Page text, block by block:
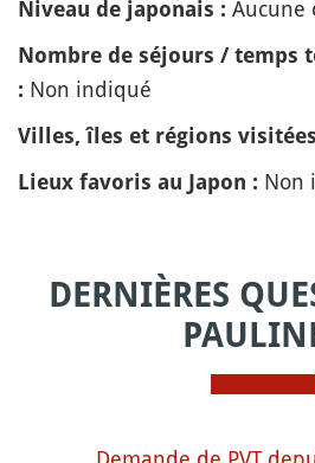
Niveau de japonais : Aucune
Nombre de séjours / temps
: Non indiqué
Villes, îles et régions
Lieux favoris au Japon : Non
DERNIÈRES